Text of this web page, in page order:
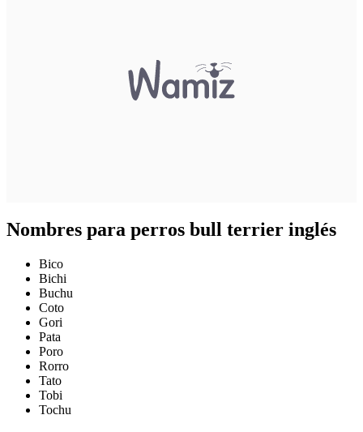
Nombres para perros bull terrier inglés
Bico
Bichi
Buchu
Coto
Gori
Pata
Poro
Rorro
Tato
Tobi
Tochu